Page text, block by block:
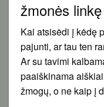
žmonės
Kai atsisėdi į kėdę
pajunti, ar tau ten
Ar su tavimi
paaiškinama
žmogų, o ne kaip į